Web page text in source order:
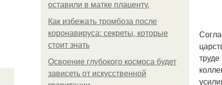
оставили в матке плаценту.
Как избежать тромбоза после
коронавируса: секреты, которые
стоит знать
Освоение глубокого космоса будет
зависеть от искусственной